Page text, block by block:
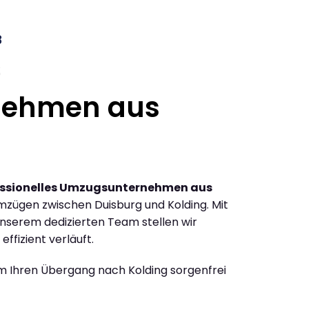
aus
Umzugsunternehmen aus
zwischen Duisburg und Kolding. Mit
dedizierten Team stellen wir
effizient verläuft.
Ihren Übergang nach Kolding sorgenfrei